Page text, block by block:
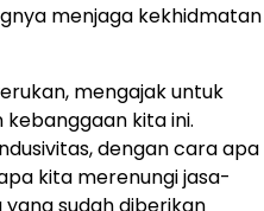
menjaga kekhidmatan
mengajak untuk
kita ini.
dengan cara apa
kita merenungi jasa-
sudah diberikan